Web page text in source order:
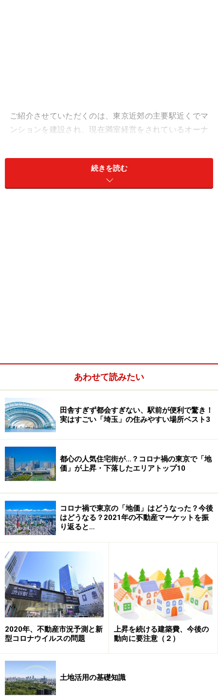
ご紹介させていただくのは、東京近郊の主要駅近くでマ
ンションを建設され、現在満室経営をされているオーナ
スタイリッシュなデザイナーズマンション
オーナーの細やかな心配り
Ａさんは、土地活用に対して、しっかりとしたビジョン
がありました。それは、「人任せではなく、セカンドラ
イフを充実させるための事業」として、土地活用を「事
業」とお考えになっていたことです。
その「事業」成功のためには、「事業」＝「サービス
業」と捉え、「入居者サービスの差別化」を真剣に考え
ようと決めました。まず、Ａさんは建物のプランを考え
る上で、近隣の市場調査を行ったそうです。そこで見え
てきたのは、この駅を活動の拠点として生活するシング
ル層の姿です。
ファミリー層は、いずれ自分の家を持つために引っ越す
ことが予想されます。また、同じシングル層でも、学生
続きを読む
あわせて読みたい
田舎すぎず都会すぎない、駅前が便利で驚き！
実はすごい「埼玉」の住みやすい場所ベスト3
都心の人気住宅街が…？コロナ禍の東京で「地
価」が上昇・下落したエリアトップ10
コロナ禍で東京の「地価」はどうなった？今後
はどうなる？2021年の不動産マーケットを振
り返ると…
2020年、不動産市況予測と新
型コロナウイルスの問題
上昇を続ける建築費、今後の
動向に要注意（２）
土地活用の基礎知識